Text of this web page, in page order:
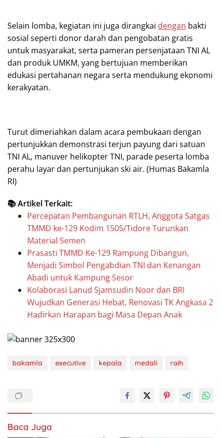
Selain lomba, kegiatan ini juga dirangkai dengan bakti
sosial seperti donor darah dan pengobatan gratis
untuk masyarakat, serta pameran persenjataan TNI AL
dan produk UMKM, yang bertujuan memberikan
edukasi pertahanan negara serta mendukung ekonomi
kerakyatan.
Turut dimeriahkan dalam acara pembukaan dengan
pertunjukkan demonstrasi terjun payung dari satuan
TNI AL, manuver helikopter TNI, parade peserta lomba
perahu layar dan pertunjukan ski air. (Humas Bakamla
RI)
📚 Artikel Terkait:
Percepatan Pembangunan RTLH, Anggota Satgas
TMMD ke-129 Kodim 1505/Tidore Turunkan
Material Semen
Prasasti TMMD Ke-129 Rampung Dibangun,
Menjadi Simbol Pengabdian TNI dan Kenangan
Abadi untuk Kampung Sesor
Kolaborasi Lanud Sjamsudin Noor dan BRI
Wujudkan Generasi Hebat, Renovasi TK Angkasa 2
Hadirkan Harapan bagi Masa Depan Anak
bakamla executive kepala medali raih
Baca Juga